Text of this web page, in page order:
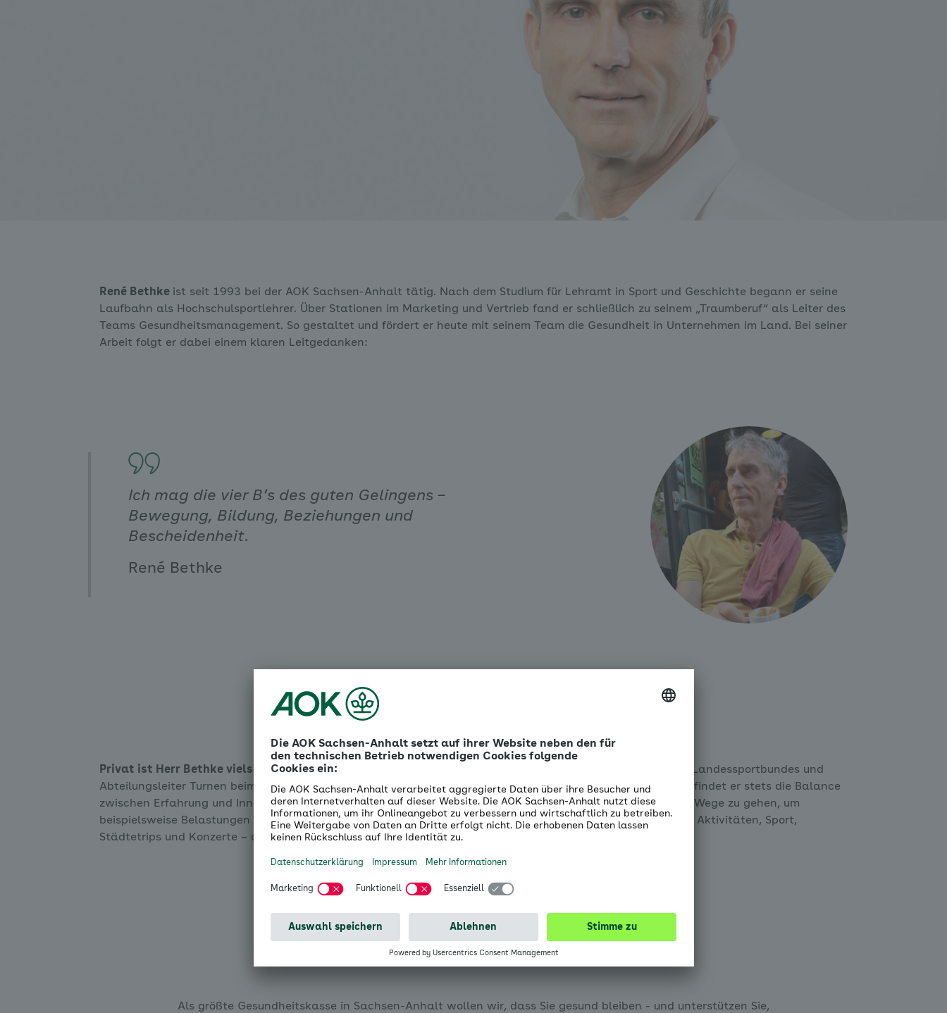
René Bethke ist seit 1993 bei der AOK Sachsen-Anhalt tätig. Nach dem Studium für Lehramt in Sport und Geschichte begann er seine
Laufbahn als Hochschulsportlehrer. Über Stationen im Marketing und Vertrieb fand er schließlich zu seinem „Traumberuf“ als Leiter des
Teams Gesundheitsmanagement. So gestaltet und fördert er heute mit seinem Team die Gesundheit in Unternehmen im Land. Bei seiner
Arbeit folgt er dabei einem klaren Leitgedanken:
Ich mag die vier B’s des guten Gelingens –
Bewegung, Bildung, Beziehungen und
Bescheidenheit.
René Bethke
Privat ist Herr Bethke vielseitig engagiert.
Er ist unter anderem Vizepräsident des SC Magdeburg und des Landessportbundes und
Abteilungsleiter Turnen beim SCM. Die Arbeit und das Privatleben bilden für ihn eine echte Symbiose. Dabei findet er stets die Balance
zwischen Erfahrung und Innovation: Im Beruf bedeutet das, Gesundheit kreativ zu gestalten und auch neue Wege zu gehen, um
beispielsweise Belastungen zu reduzieren und Ressourcen zu stärken. Im Privatleben genießt er gemeinsame Aktivitäten, Sport,
Städtetrips und Konzerte – am liebsten mit seiner Familie und Freunden.
Alle Vorteile für Versicherte der
AOK Sachsen-Anhalt
Als größte Gesundheitskasse in Sachsen-Anhalt wollen wir, dass Sie gesund bleiben - und unterstützen Sie,